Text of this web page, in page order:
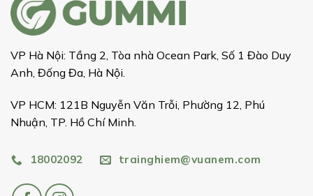
VP Hà Nội: Tầng 2, Tòa nhà Ocean Park, Số 1 Đào Duy
Anh, Đống Đa, Hà Nội.
VP HCM: 121B Nguyễn Văn Trỗi, Phường 12, Phú
Nhuận, TP. Hồ Chí Minh.
18002092 trainghiem@vuanem.com